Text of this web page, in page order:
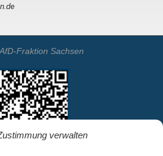
verwalten
Fraktion Sachsen